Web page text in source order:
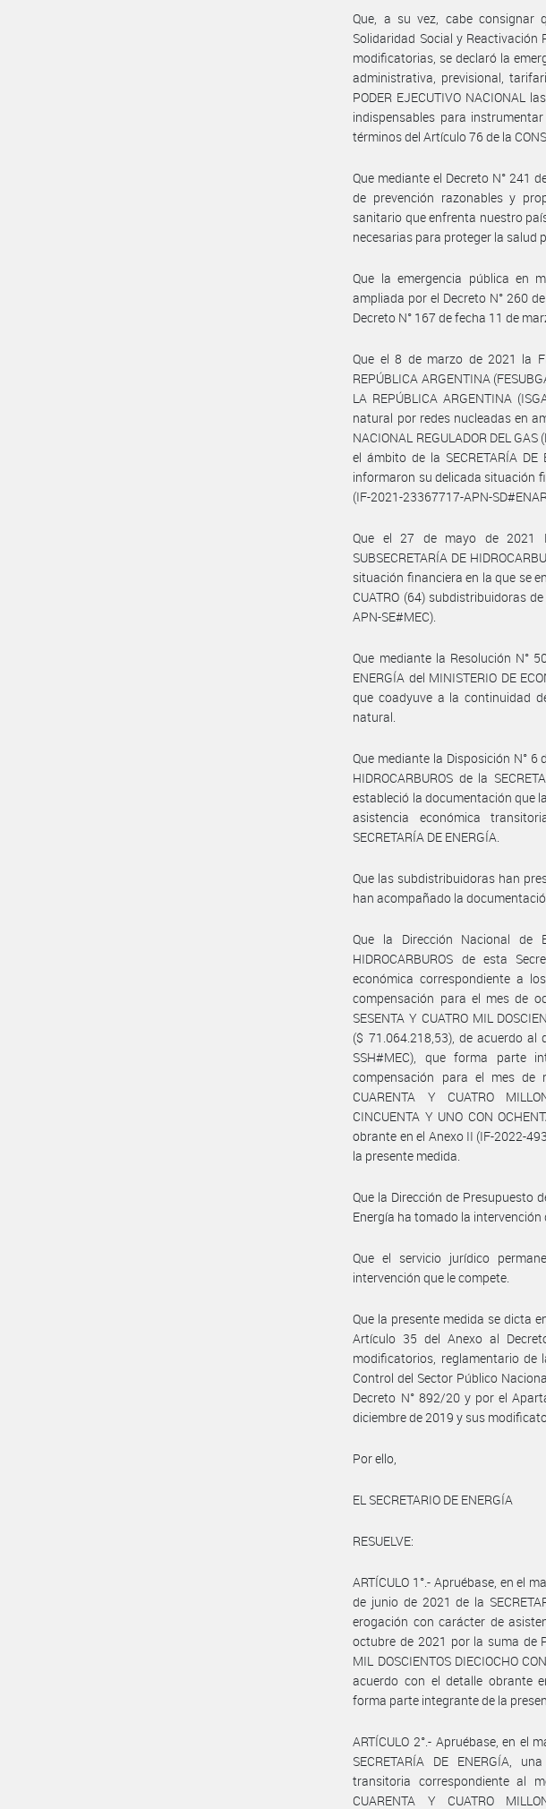
Que, a su vez, cabe consignar
Solidaridad Social y
modificatorias, se declaró la
administrativa, previsional,
PODER EJECUTIVO NACIONAL
indispensables para
términos del Artículo 76 de la
Que mediante el Decreto N° 241
de prevención razonables y
sanitario que enfrenta nuestro
necesarias para proteger la salud
Que la emergencia pública en
ampliada por el Decreto N° 260
Decreto N° 167 de fecha 11 de
Que el 8 de marzo de 2021 la
REPÚBLICA ARGENTINA
LA REPÚBLICA ARGENTINA
natural por redes nucleadas en
NACIONAL REGULADOR DEL
el ámbito de la SECRETARÍA DE
informaron su delicada situación
(IF-2021-23367717-APN-
Que el 27 de mayo de 2021
SUBSECRETARÍA DE
situación financiera en la que se
CUATRO (64) subdistribuidoras
APN-SE#MEC).
Que mediante la Resolución N°
ENERGÍA del MINISTERIO DE
que coadyuve a la continuidad
natural.
Que mediante la Disposición N° 6
HIDROCARBUROS de la
estableció la documentación que
asistencia económica
SECRETARÍA DE ENERGÍA.
Que las subdistribuidoras han
han acompañado la
Que la Dirección Nacional de
HIDROCARBUROS de esta
económica correspondiente a
compensación para el mes de
SESENTA Y CUATRO MIL
($ 71.064.218,53), de acuerdo al
SSH#MEC), que forma parte
compensación para el mes de
CUARENTA Y CUATRO
CINCUENTA Y UNO CON
obrante en el Anexo II (IF-2022-
la presente medida.
Que la Dirección de Presupuesto
Energía ha tomado la intervención
Que el servicio jurídico
intervención que le compete.
Que la presente medida se dicta
Artículo 35 del Anexo al
modificatorios, reglamentario de
Control del Sector Público
Decreto N° 892/20 y por el
diciembre de 2019 y sus
Por ello,
EL SECRETARIO DE ENERGÍA
RESUELVE:
ARTÍCULO 1°.- Apruébase, en el
de junio de 2021 de la
erogación con carácter de
octubre de 2021 por la suma de
MIL DOSCIENTOS DIECIOCHO
acuerdo con el detalle obrante
forma parte integrante de la
ARTÍCULO 2°.- Apruébase, en el
SECRETARÍA DE ENERGÍA,
transitoria correspondiente al
CUARENTA Y CUATRO